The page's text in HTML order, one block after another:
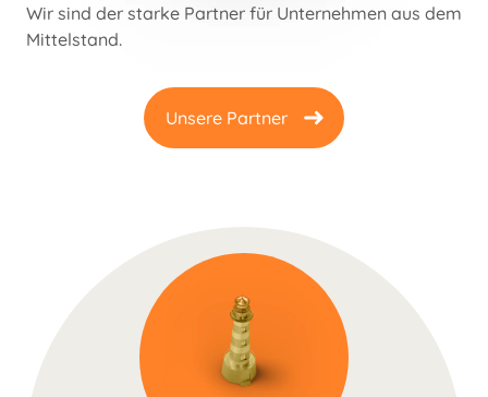
Wir sind der starke Partner für Unternehmen aus dem
Mittelstand.
Unsere Partner